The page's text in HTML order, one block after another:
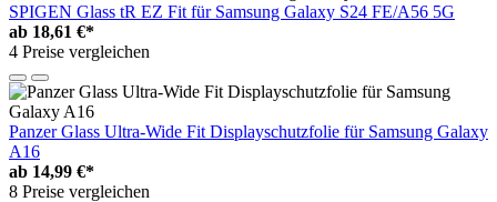
SPIGEN Glass tR EZ Fit für Samsung Galaxy S24 FE/A56 5G
ab 18,61 €*
4 Preise vergleichen
Panzer Glass Ultra-Wide Fit Displayschutzfolie für Samsung Galaxy
A16
ab 14,99 €*
8 Preise vergleichen